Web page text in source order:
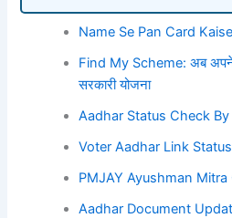
Name Se Pan Card
Find My Scheme: अब
सरकारी योजना
Aadhar Status Check
Voter Aadhar Link
PMJAY Ayushman
Aadhar Document